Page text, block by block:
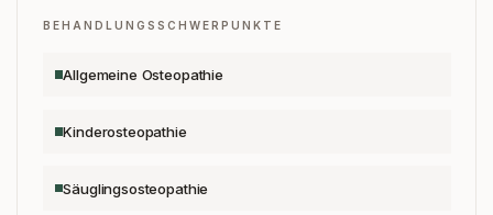
BEHANDLUNGSSCHWERPUNKTE
Allgemeine Osteopathie
Kinderosteopathie
Säuglingsosteopathie